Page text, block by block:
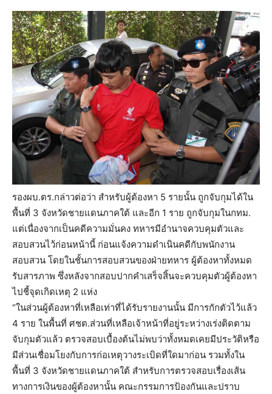
รองผบ.ตร.กล่าวต่อว่า สำหรับผู้ต้องหา 5 รายนั้น ถูกจับกุมได้ใน
พื้นที่ 3 จังหวัดชายแดนภาคใต้ และอีก 1 ราย ถูกจับกุมในกทม.
แต่เนื่องจากเป็นคดีความมั่นคง ทหารมีอำนาจควบคุมตัวและ
สอบสวนไว้ก่อนหน้านี้ ก่อนแจ้งความดำเนินคดีกับพนักงาน
สอบสวน โดยในชั้นการสอบสวนของฝ่ายทหาร ผู้ต้องหาทั้งหมด
รับสารภาพ ซึ่งหลังจากสอบปากคำเสร็จสิ้นจะควบคุมตัวผู้ต้องหา
ไปชี้จุดเกิดเหตุ 2 แห่ง
“ในส่วนผู้ต้องหาที่เหลือเท่าที่ได้รับรายงานนั้น มีการกักตัวไว้แล้ว
4 ราย ในพื้นที่ ศชต.ส่วนที่เหลือเจ้าหน้าที่อยู่ระหว่างเร่งติดตาม
จับกุมตัวแล้ว ตรวจสอบเบื้องต้นไม่พบว่าทั้งหมดเคยมีประวัติหรือ
มีส่วนเชื่อมโยงกับการก่อเหตุวางระเบิดที่ใดมาก่อน รวมทั้งใน
พื้นที่ 3 จังหวัดชายแดนภาคใต้ สำหรับการตรวจสอบเรื่องเส้น
ทางการเงินของผู้ต้องหานั้น คณะกรรมการป้องกันและปราบ